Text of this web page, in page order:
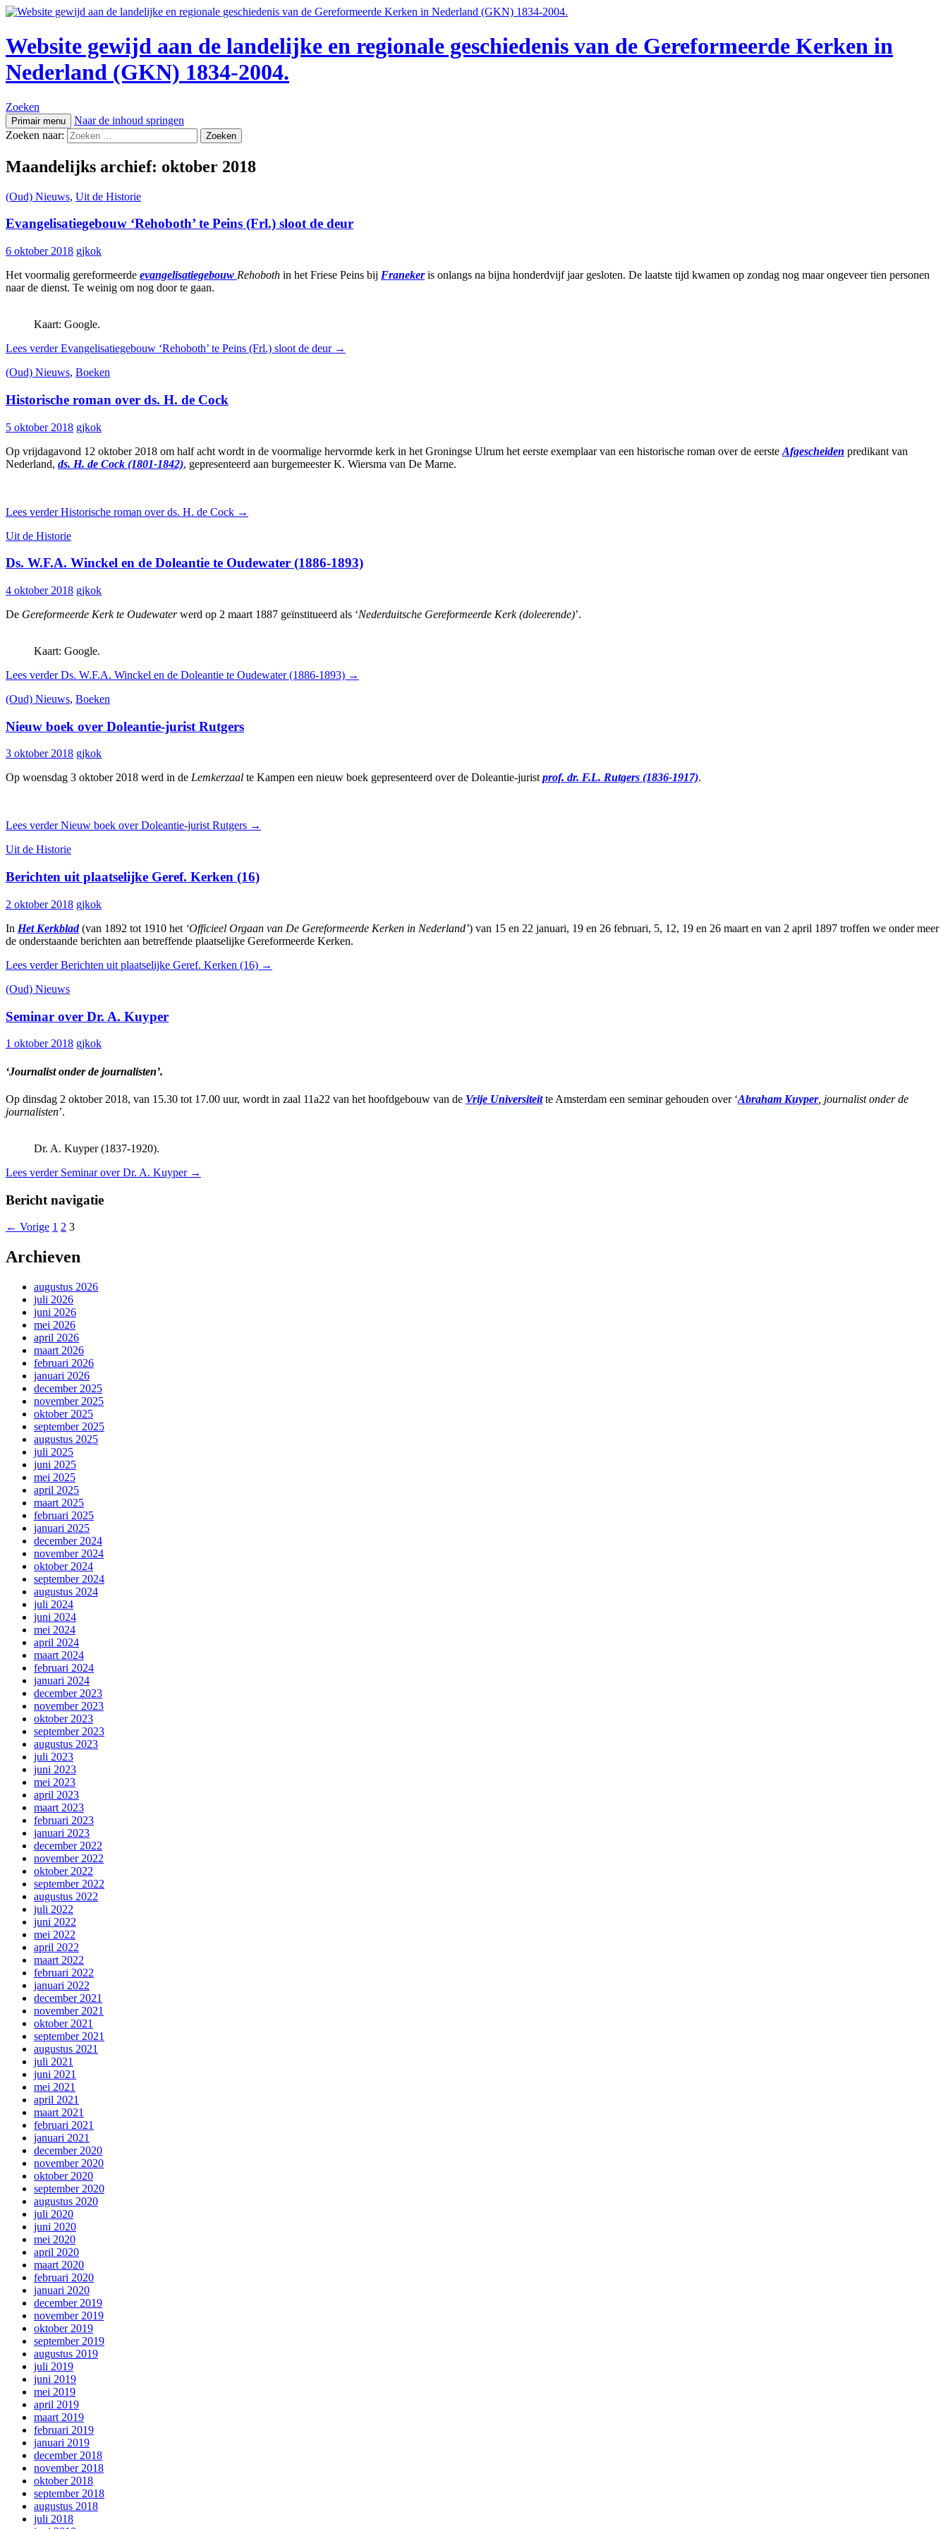
Website gewijd aan de landelijke en regionale geschiedenis van de Gereformeerde Kerken in
Nederland (GKN) 1834-2004.
Zoeken
Primair menu
Naar de inhoud springen
Zoeken naar:
Maandelijks archief: oktober 2018
(Oud) Nieuws, Uit de Historie
Evangelisatiegebouw ‘Rehoboth’ te Peins (Frl.) sloot de deur
6 oktober 2018 gjkok
Het voormalig gereformeerde evangelisatiegebouw Rehoboth in het Friese Peins bij Franekeris onlangs na bijna honderdvijf jaar gesloten. De laatste tijd kwamen op zondag nog maar ongeveer tien personen
naar de dienst. Te weinig om nog door te gaan.
Kaart: Google.
Lees verderEvangelisatiegebouw ‘Rehoboth’ te Peins (Frl.) sloot de deur →
(Oud) Nieuws, Boeken
Historische roman over ds. H. de Cock
5 oktober 2018 gjkok
Op vrijdagavond 12 oktober 2018 om half acht wordt in de voormalige hervormde kerk in het Groningse Ulrum het eerste exemplaar van een historische roman over de eerste Afgescheiden predikant van
Nederland, ds. H. de Cock (1801-1842), gepresenteerd aan burgemeester K. Wiersma van De Marne.
Lees verderHistorische roman over ds. H. de Cock →
Uit de Historie
Ds. W.F.A. Winckel en de Doleantie te Oudewater (1886-1893)
4 oktober 2018 gjkok
De Gereformeerde Kerk te Oudewaterwerd op 2 maart 1887 geïnstitueerd als ‘Nederduitsche Gereformeerde Kerk (doleerende)’.
Kaart: Google.
Lees verderDs. W.F.A. Winckel en de Doleantie te Oudewater (1886-1893) →
(Oud) Nieuws, Boeken
Nieuw boek over Doleantie-jurist Rutgers
3 oktober 2018 gjkok
Op woensdag 3 oktober 2018 werd in de Lemkerzaal te Kampen een nieuw boek gepresenteerd over de Doleantie-juristprof. dr. F.L. Rutgers (1836-1917).
Lees verderNieuw boek over Doleantie-jurist Rutgers →
Uit de Historie
Berichten uit plaatselijke Geref. Kerken (16)
2 oktober 2018 gjkok
In Het Kerkblad (van 1892 tot 1910 het ‘Officieel Orgaan van De Gereformeerde Kerken in Nederland’) van 15 en 22 januari, 19 en 26 februari, 5, 12, 19 en 26 maart en van 2 april 1897 troffen we onder meer
de onderstaande berichten aan betreffende plaatselijke Gereformeerde Kerken.
Lees verderBerichten uit plaatselijke Geref. Kerken (16) →
(Oud) Nieuws
Seminar over Dr. A. Kuyper
1 oktober 2018 gjkok
‘Journalist onder de journalisten’.
Op dinsdag 2 oktober 2018, van 15.30 tot 17.00 uur, wordt in zaal 11a22 van het hoofdgebouw van de Vrije Universiteitte Amsterdam een seminar gehouden over ‘Abraham Kuyper, journalist onder de
journalisten’.
Dr. A. Kuyper (1837-1920).
Lees verder Seminar over Dr. A. Kuyper →
Bericht navigatie
← Vorige 1 2 3
Archieven
augustus 2026
juli 2026
juni 2026
mei 2026
april 2026
maart 2026
februari 2026
januari 2026
december 2025
november 2025
oktober 2025
september 2025
augustus 2025
juli 2025
juni 2025
mei 2025
april 2025
maart 2025
februari 2025
januari 2025
december 2024
november 2024
oktober 2024
september 2024
augustus 2024
juli 2024
juni 2024
mei 2024
april 2024
maart 2024
februari 2024
januari 2024
december 2023
november 2023
oktober 2023
september 2023
augustus 2023
juli 2023
juni 2023
mei 2023
april 2023
maart 2023
februari 2023
januari 2023
december 2022
november 2022
oktober 2022
september 2022
augustus 2022
juli 2022
juni 2022
mei 2022
april 2022
maart 2022
februari 2022
januari 2022
december 2021
november 2021
oktober 2021
september 2021
augustus 2021
juli 2021
juni 2021
mei 2021
april 2021
maart 2021
februari 2021
januari 2021
december 2020
november 2020
oktober 2020
september 2020
augustus 2020
juli 2020
juni 2020
mei 2020
april 2020
maart 2020
februari 2020
januari 2020
december 2019
november 2019
oktober 2019
september 2019
augustus 2019
juli 2019
juni 2019
mei 2019
april 2019
maart 2019
februari 2019
januari 2019
december 2018
november 2018
oktober 2018
september 2018
augustus 2018
juli 2018